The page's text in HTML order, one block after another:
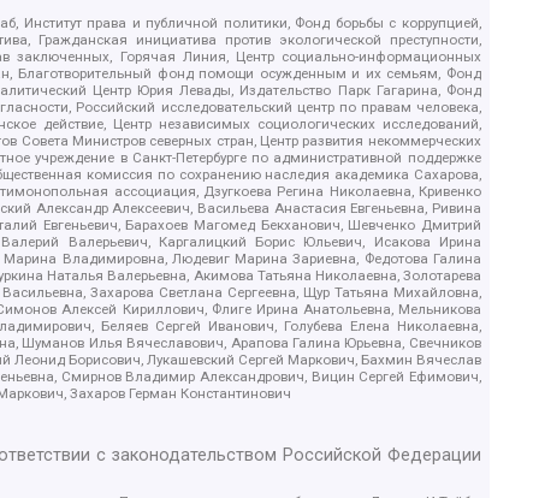
Институт права и публичной политики, Фонд борьбы с коррупцией,
Гражданская инициатива против экологической преступности,
заключенных, Горячая Линия, Центр социально-информационных
Благотворительный фонд помощи осужденным и их семьям, Фонд
Центр Юрия Левады, Издательство Парк Гагарина, Фонд
Российский исследовательский центр по правам человека,
действие, Центр независимых социологических исследований,
Министров северных стран, Центр развития некоммерческих
учреждение в Санкт-Петербурге по административной поддержке
комиссия по сохранению наследия академика Сахарова,
ассоциация, Дзугкоева Регина Николаевна, Кривенко
Александр Алексеевич, Васильева Анастасия Евгеньевна, Ривина
Евгеньевич, Барахоев Магомед Бекханович, Шевченко Дмитрий
Валерьевич, Каргалицкий Борис Юльевич, Исакова Ирина
Владимировна, Людевиг Марина Зариевна, Федотова Галина
Наталья Валерьевна, Акимова Татьяна Николаевна, Золотарева
Захарова Светлана Сергеевна, Щур Татьяна Михайловна,
Алексей Кириллович, Флиге Ирина Анатольевна, Мельникова
Беляев Сергей Иванович, Голубева Елена Николаевна,
Шуманов Илья Вячеславович, Арапова Галина Юрьевна, Свечников
Борисович, Лукашевский Сергей Маркович, Бахмин Вячеслав
Смирнов Владимир Александрович, Вицин Сергей Ефимович,
Захаров Герман Константинович
с законодательством Российской Федерации